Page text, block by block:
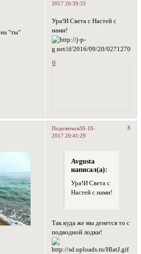
2017 20:39:33
на "ты"
Ура!И Света с Настей с
нами!
0
Поделиться 3
30-10-
2017 20:41:29
Avgusta
написал(а):
Ура!И Света с
Настей с нами!
Так куда же мы денется то с
подводной лодки!